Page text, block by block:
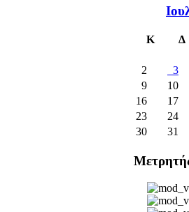
Κ Δ
2
3
9
10
16
17
23
24
30
31